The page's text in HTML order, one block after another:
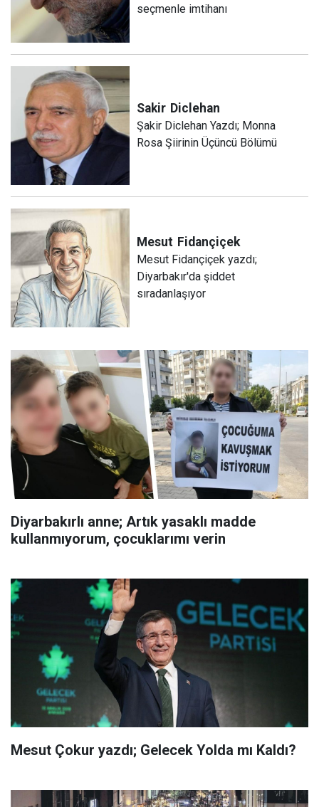
seçmenle imtihanı
Sakir Diclehan
Şakir Diclehan Yazdı; Monna
Rosa Şiirinin Üçüncü Bölümü
Mesut Fidançiçek
Mesut Fidançiçek yazdı;
Diyarbakır'da şiddet
sıradanlaşıyor
Diyarbakırlı anne; Artık yasaklı madde
kullanmıyorum, çocuklarımı verin
Mesut Çokur yazdı; Gelecek Yolda mı Kaldı?